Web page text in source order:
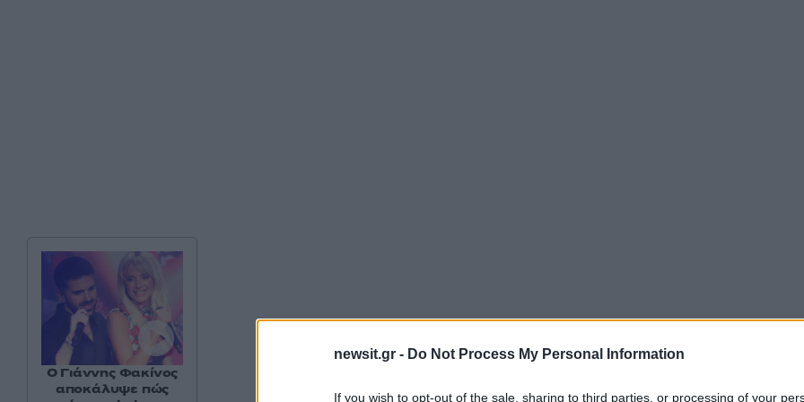
newsit.gr - Do Not Process My Personal Information
If you wish to opt-out of the sale, sharing to third parties, or processing of your
Ο Γιάννης Φακίνος
αποκάλυψε πώς